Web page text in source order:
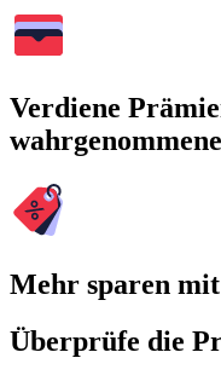
Verdiene
Mehr sparen
Überprüfe die